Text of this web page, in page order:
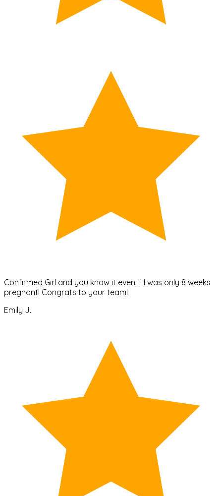
Confirmed Girl and you know it even if I was only 8 weeks
pregnant! Congrats to your team!
Emily J.